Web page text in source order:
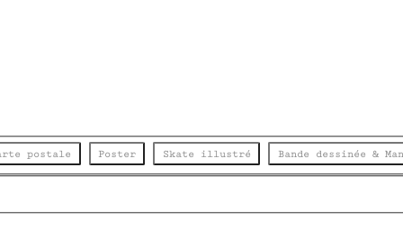
postale Poster Skate illustré Bande dessinée &